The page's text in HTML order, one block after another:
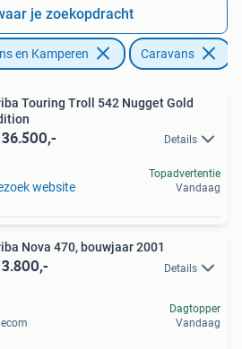
je zoekopdracht
en Kamperen Caravans
Touring Troll 542 Nugget Gold
Details
website
Topadvertentie
Vandaag
Nova 470, bouwjaar 2001
Details
Dagtopper
Vandaag